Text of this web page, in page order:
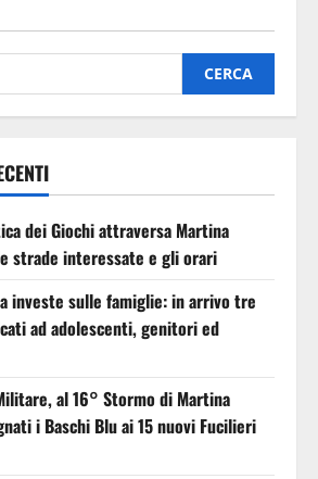
dei Giochi attraversa Martina
strade interessate e gli orari
investe sulle famiglie: in arrivo tre
ad adolescenti, genitori ed
al 16° Stormo di Martina
i Baschi Blu ai 15 nuovi Fucilieri